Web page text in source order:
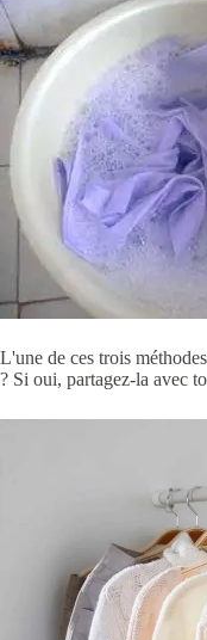
L'une de ces trois
? Si oui, partagez-la avec